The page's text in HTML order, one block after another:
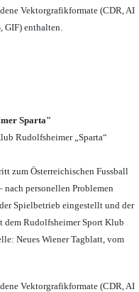
Vektorgrafikformate (CDR, AI
GIF) enthalten.
Sparta"
Rudolfsheimer „Sparta“
zum Österreichischen Fussball
nach personellen Problemen
Spielbetrieb eingestellt und der
dem Rudolfsheimer Sport Klub
Neues Wiener Tagblatt, vom
Vektorgrafikformate (CDR, AI